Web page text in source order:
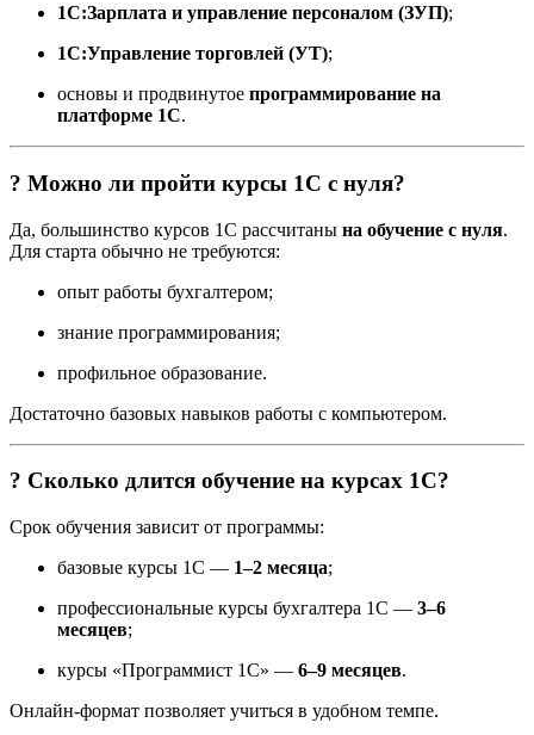
1С:Зарплата и управление персоналом (ЗУП);
1С:Управление торговлей (УТ);
основы и продвинутое программирование на
платформе 1С.
? Можно ли пройти курсы 1С с нуля?
Да, большинство курсов 1С рассчитаны на обучение с нуля.
Для старта обычно не требуются:
опыт работы бухгалтером;
знание программирования;
профильное образование.
Достаточно базовых навыков работы с компьютером.
? Сколько длится обучение на курсах 1С?
Срок обучения зависит от программы:
базовые курсы 1С — 1–2 месяца;
профессиональные курсы бухгалтера 1С — 3–6
месяцев;
курсы «Программист 1С» — 6–9 месяцев.
Онлайн-формат позволяет учиться в удобном темпе.